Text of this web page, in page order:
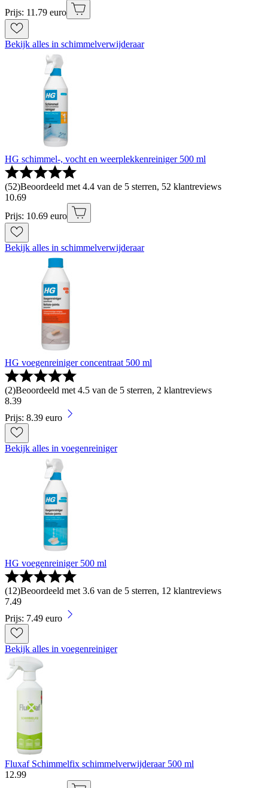
Prijs: 11.79 euro
Bekijk alles in schimmelverwijderaar
HG schimmel-, vocht en weerplekkenreiniger 500 ml
(52)Beoordeeld met 4.4 van de 5 sterren, 52 klantreviews
10.69
Prijs: 10.69 euro
Bekijk alles in schimmelverwijderaar
HG voegenreiniger concentraat 500 ml
(2)Beoordeeld met 4.5 van de 5 sterren, 2 klantreviews
8.39
Prijs: 8.39 euro
Bekijk alles in voegenreiniger
HG voegenreiniger 500 ml
(12)Beoordeeld met 3.6 van de 5 sterren, 12 klantreviews
7.49
Prijs: 7.49 euro
Bekijk alles in voegenreiniger
Fluxaf Schimmelfix schimmelverwijderaar 500 ml
12.99